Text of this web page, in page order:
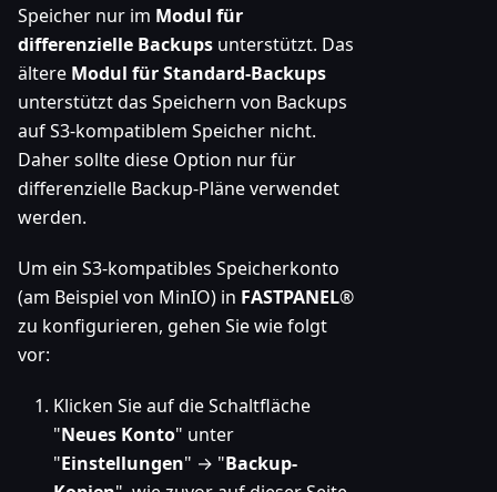
Speicher nur im Modul für
differenzielle Backups unterstützt. Das
ältere Modul für Standard-Backups
unterstützt das Speichern von Backups
auf S3-kompatiblem Speicher nicht.
Daher sollte diese Option nur für
differenzielle Backup-Pläne verwendet
werden.
Um ein S3-kompatibles Speicherkonto
(am Beispiel von MinIO) in FASTPANEL®
zu konfigurieren, gehen Sie wie folgt
vor:
Klicken Sie auf die Schaltfläche
"Neues Konto" unter
"Einstellungen" → "Backup-